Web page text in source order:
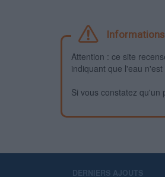
Informations
Attention : ce site
indiquant que l'eau
Si vous constatez
DERNIERS AJOUTS